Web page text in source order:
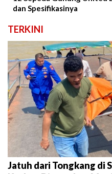
dan Spesifikasinya
TERKINI
Jatuh dari Tongkang di